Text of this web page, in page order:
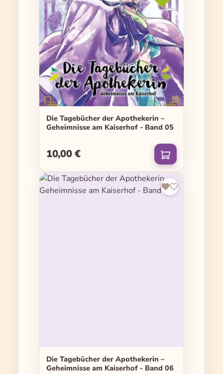
Die Tagebücher der Apothekerin –
Geheimnisse am Kaiserhof - Band 05
Regulärer Preis:
10,00 €
Die Tagebücher der Apothekerin –
Geheimnisse am Kaiserhof - Band 06